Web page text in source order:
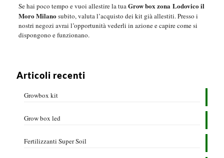
Se hai poco tempo e vuoi allestire la tuaGrow box zona Lodovico il
Moro Milano subito, valuta l’acquisto dei kit già allestiti. Presso i
nostri negozi avrai l’opportunità vederli in azione e capire come si
dispongono e funzionano.
Articoli recenti
Growbox kit
Grow box led
Fertilizzanti Super Soil